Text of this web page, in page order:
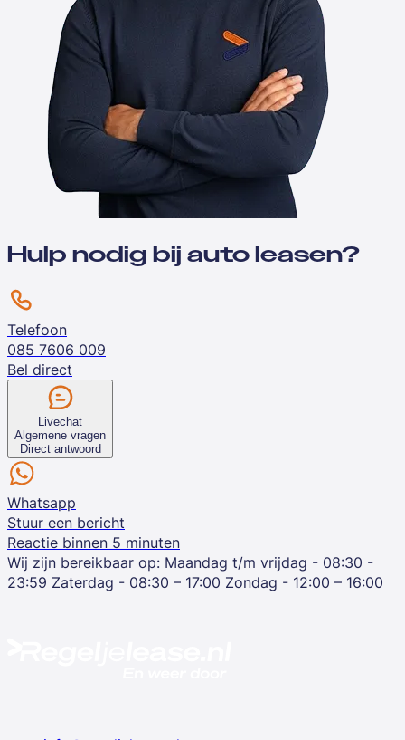
Hulp nodig bij auto leasen?
Telefoon
085 7606 009
Bel direct
Livechat
Algemene vragen
Direct antwoord
Whatsapp
Stuur een bericht
Reactie binnen 5 minuten
Wij zijn bereikbaar op: Maandag t/m vrijdag - 08:30 -
23:59 Zaterdag - 08:30 – 17:00 Zondag - 12:00 – 16:00